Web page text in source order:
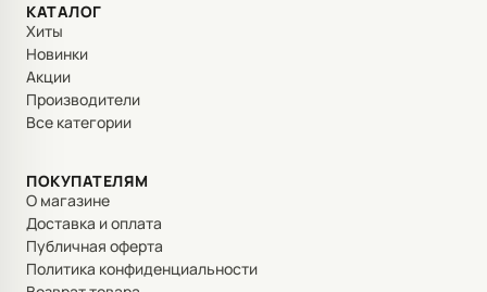
КАТАЛОГ
Хиты
Новинки
Акции
Производители
Все категории
ПОКУПАТЕЛЯМ
О магазине
Доставка и оплата
Публичная оферта
Политика конфиденциальности